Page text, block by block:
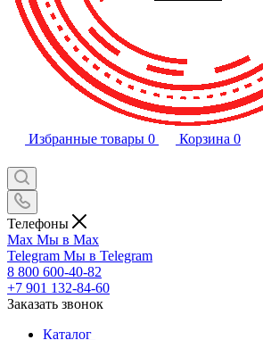
Избранные товары 0 Корзина 0
Телефоны
Max Мы в Max
Telegram Мы в Telegram
8 800 600-40-82
+7 901 132-84-60
Заказать звонок
Каталог